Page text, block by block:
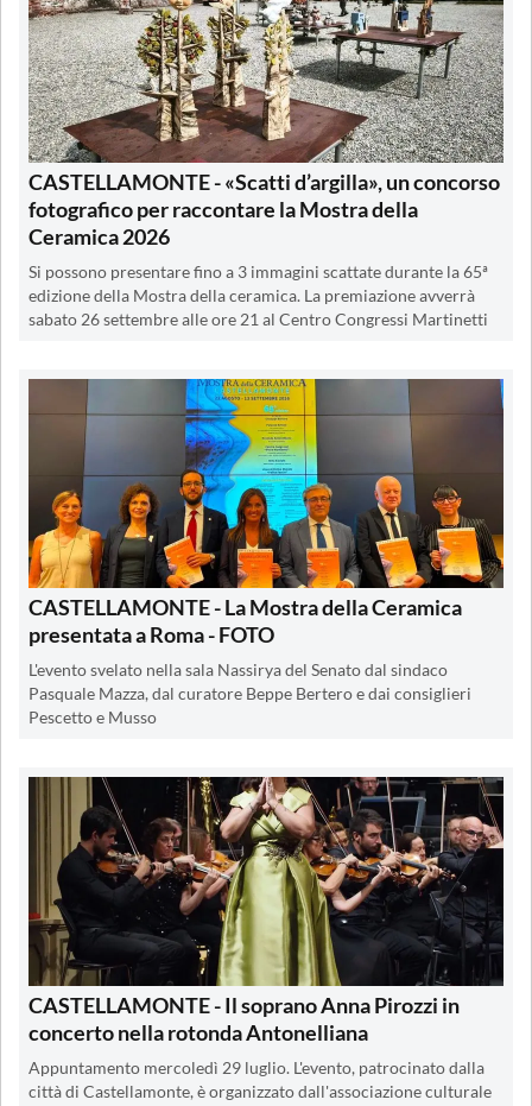
CASTELLAMONTE - «Scatti d’argilla», un concorso
fotografico per raccontare la Mostra della
Ceramica 2026
Si possono presentare fino a 3 immagini scattate durante la 65ª
edizione della Mostra della ceramica. La premiazione avverrà
sabato 26 settembre alle ore 21 al Centro Congressi Martinetti
CASTELLAMONTE - La Mostra della Ceramica
presentata a Roma - FOTO
L'evento svelato nella sala Nassirya del Senato dal sindaco
Pasquale Mazza, dal curatore Beppe Bertero e dai consiglieri
Pescetto e Musso
CASTELLAMONTE - Il soprano Anna Pirozzi in
concerto nella rotonda Antonelliana
Appuntamento mercoledì 29 luglio. L'evento, patrocinato dalla
città di Castellamonte, è organizzato dall'associazione culturale